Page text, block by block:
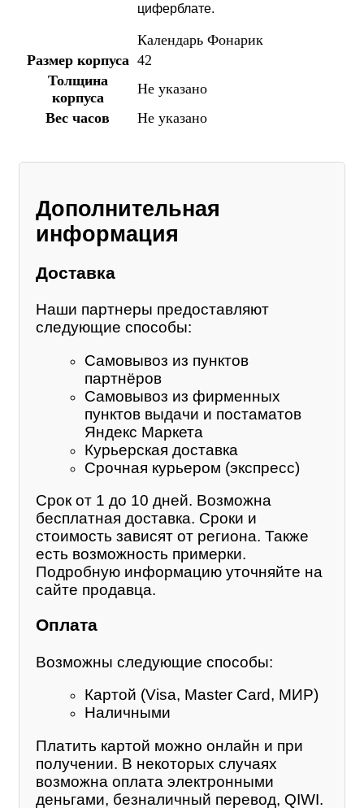
циферблате.
Календарь Фонарик
Размер корпуса 42
Толщина
корпуса
Не указано
Вес часов
Не указано
Дополнительная
информация
Доставка
Наши партнеры предоставляют
следующие способы:
Самовывоз из пунктов
партнёров
Самовывоз из фирменных
пунктов выдачи и постаматов
Яндекс Маркета
Курьерская доставка
Срочная курьером (экспресс)
Срок от 1 до 10 дней. Возможна
бесплатная доставка. Сроки и
стоимость зависят от региона. Также
есть возможность примерки.
Подробную информацию уточняйте на
сайте продавца.
Оплата
Возможны следующие способы:
Картой (Visa, Master Card, МИР)
Наличными
Платить картой можно онлайн и при
получении. В некоторых случаях
возможна оплата электронными
деньгами, безналичный перевод, QIWI.